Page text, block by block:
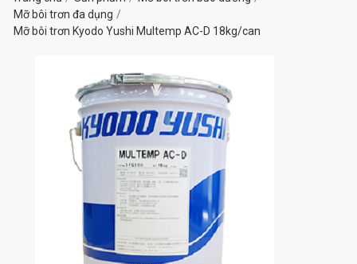
Mỡ bôi trơn đa dụng
Mỡ bôi trơn Kyodo Yushi Multemp AC-D 18kg/can